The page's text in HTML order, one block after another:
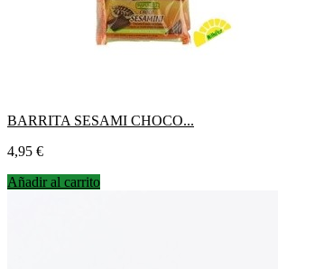
BARRITA SESAMI CHOCO...
Precio
4,95 €
Añadir al carrito